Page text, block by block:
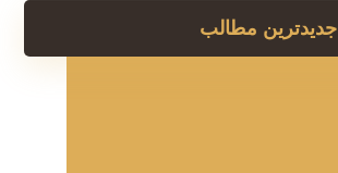
جدیدترین مطالب